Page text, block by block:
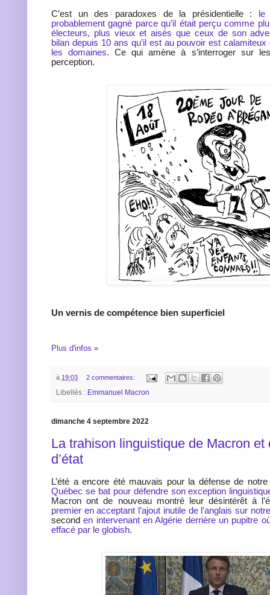
C’est un des paradoxes de la présidentielle :
le
probablement gagné parce qu’il était perçu comme
électeurs, plus vieux et aisés que ceux de son
bilan depuis 10 ans qu’il est au pouvoir est
les domaines. Ce qui amène à s’interroger sur
perception.
Un vernis de compétence bien superficiel
Plus d'infos »
à 19:03 2 commentaires:
Libellés : Emmanuel Macron
dimanche 4 septembre 2022
La trahison linguistique de Macron et
d’état
L’été a encore été mauvais pour la défense de
Québec se bat pour défendre son exception
Macron ont de nouveau montré leur désintérêt à
premier en acceptant l’ajout inutile de l’anglais sur
seconden intervenant en Algérie derrière un pupitre
effacé par le globish.